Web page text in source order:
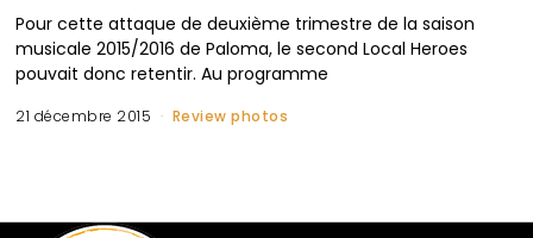
Pour cette attaque de deuxième trimestre de la saison
musicale 2015/2016 de Paloma, le second Local Heroes
pouvait donc retentir. Au programme
21 décembre 2015 Review photos